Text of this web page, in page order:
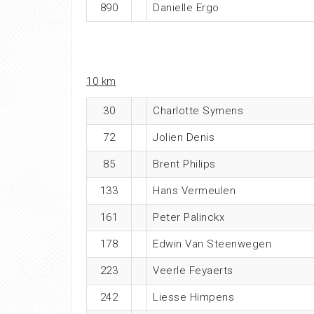
890 Danielle Ergo
10 km
30 Charlotte Symens
72 Jolien Denis
85 Brent Philips
133 Hans Vermeulen
161 Peter Palinckx
178 Edwin Van Steenwegen
223 Veerle Feyaerts
242 Liesse Himpens